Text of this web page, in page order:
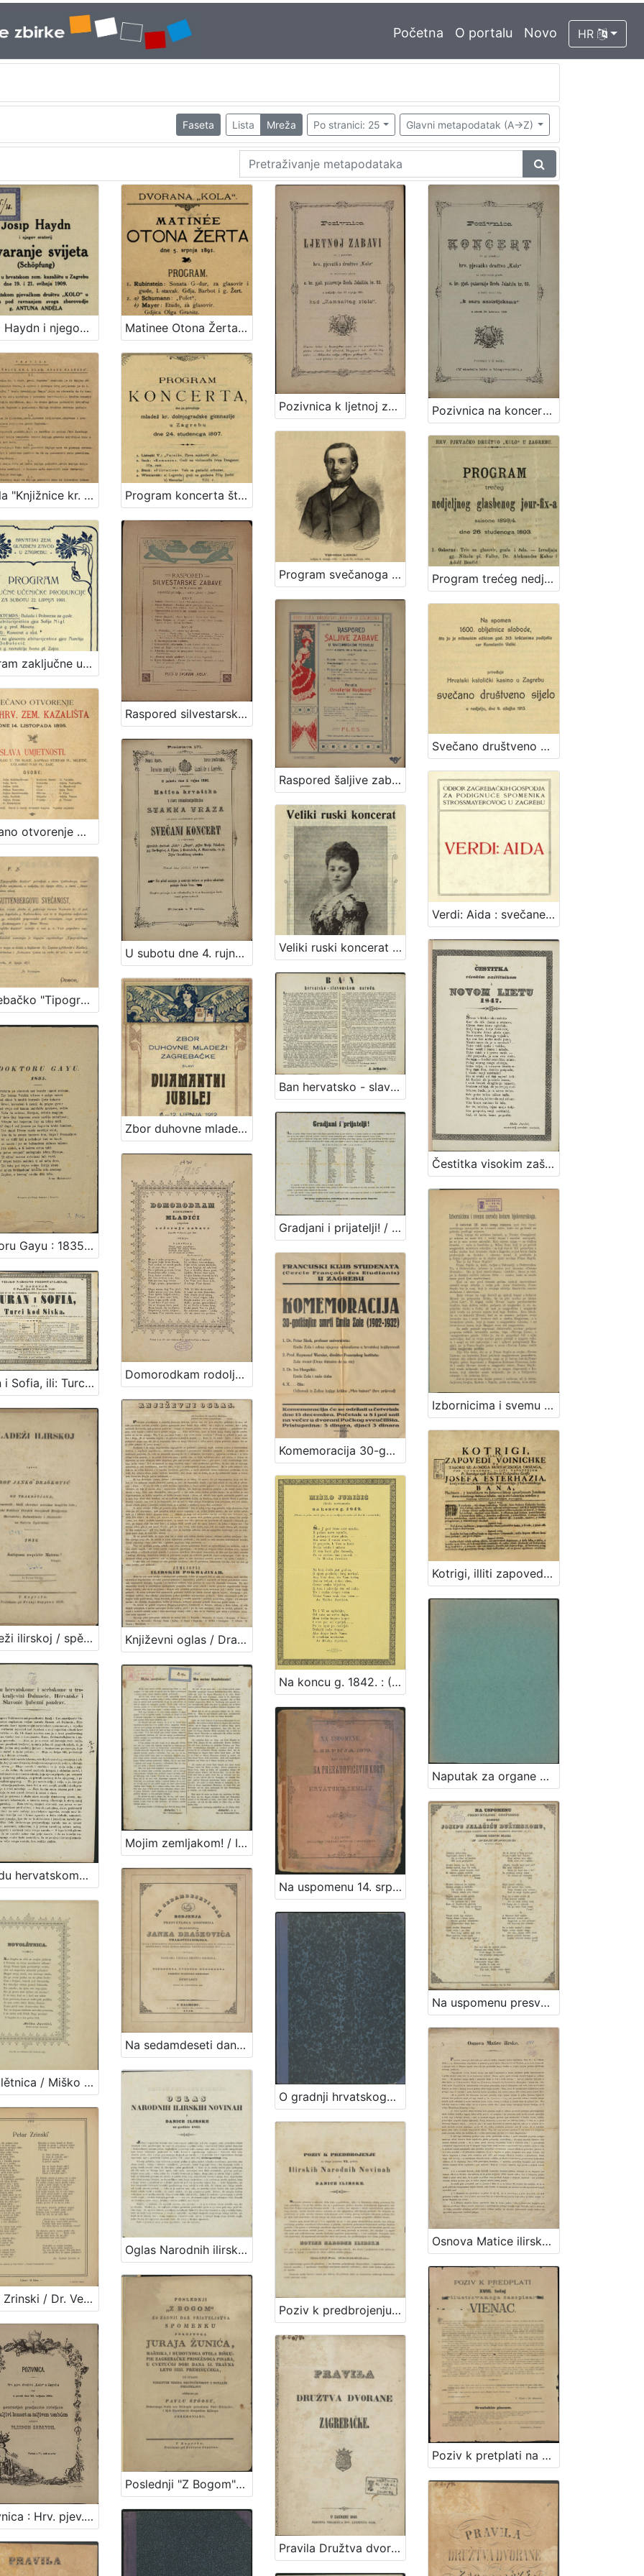
Početna O portalu Novo HR
Faseta Lista Mreža Po stranici: 25 Glavni metapodatak (A->Z)
Josip Haydn i njegov oratorij Stvaranje svijeta (Schöpfung) : izveden u hrvatskom zem. kazalištu u Zagrebu dne 19. i 21. svibnja 1909. po hrvatskom pjevačkom društvu "Kolo" u Zagrebu pod ravnanjem svoga zborovodje g. Antuna Andela Matinee Otona Žerta : dvorana "Kola", dne 5. srpnja 1891. : program
Pozivnica k ljetnoj zabavi što ju priredjuje hrv. pjevačko družtvo "Kolo" uz sudjelovanje glasbe c. kr. pješ. pukovnije Grofa Jelačića br. 69. u nedjelju dne 10. srpnja 1881. kod "Kamenitog stola" Pozivnica na koncert što ga priredjuje hrv. pjevačko družtvo "Kolo" uz sudjelovanje glasbe c. kr. pješ. pukovnije grofa Jelačića br. 69. u bašći svratišta "K caru austrijskomu" u utorak 10. kolovoza 1880
Pravila "Knjižnice kr. i slob. grada Zagreba" / Knjižnica kr. i slob. grada Zagreba Program koncerta što ga priređuje mladež kr. dolnjogradske gimnazije u Zagrebu dne 24. studenoga 1897.
Program svečanoga koncerta "Večer Lisinskova" : dne 15. prosinca 1893. / Hrvatsko pjevačko družtvo "Kolo" u Zagrebu ; sborovi i koncertom ravna družtveni artistički ravnatelj Nikola Faller, orkestrom c. i kr. pukovnije nadvojvode Leopolda br. 53. kapelnik Josip Dvor[ž]ak Program trećeg nedjeljnog glasbenog jour-fix-a : saisone 1893/4 : dne 26. studenoga 1893. / Hrv. pjevačko družtvo "Kolo" u Zagrebu
Program zaključne učeničke produkcije za subotu 22. lipnja 1901. / Hrvatski zem. glazbeni zavod
Raspored silvestarske zabave što ju dne 31. prosinca 1903. zajednički priredjuju društva "Kolo" i "Sokol"
Raspored šaljive zabave u Maksimirskom perivoju : u subotu dne 6. veljače 1904. / Hrv. pjev. društvo "Kolo" u Zagrebu
Svečano društveno sijelo / priređuje Hrvatski katolički kasino u Zagrebu
Svečano otvorenje Nar. hrv. zem. kazališta : dne 14. listopada 1895.
U subotu dne 4. rujna 1880. priredjuje Matica hrvatska u slavu sedamdesetgodišnjice Stanka Vraza svečani koncert uz sudjelovanje pjevačkih družtvah "Kola" i "Sloge", gdjice Marije Prikrilove, gg. De-Negri-a, A. Fijana, J. Kratochvila, A. Mandrovića, Iv. pl. Zajca i kazalištnog orkestra / [program] Narodno zemaljsko kazalište u Zagrebu ; [program] Hrv. pjevačko družtvo "Kolo" u Zagrebu Veliki ruski koncerat gđe. Marije Ivanovne pl. Gorlenko-Doline solistice Nj. Veličanstva cara ruskoga i primadone carske opere u Petrogradu : uz sudjelovanje pijanistice gdjice. Marije Nedbalove / iz ruskog preveo [napjeve] August Harambašić
Verdi: Aida : svečane predstave u korist spomenika J. J. Strossmayera 5 i 6 ožujka u Hrv. zem. kazalištu / Odbor zagrebačkih gospodja za podignuće spomenika Strossmayerovog u Zagrebu
Zagrebačko "Tipografičko družtvo" priredjuje u slavu Guttenberga, iznašatelja tipografičke umjetnosti, u nedjelju, 23. lipnja 1872., u bašći "Stare lipe" (Nikolićeva ulica) Guttenbergovu svečanost
Zbor duhovne mladeži zagrebačke slavi dijamantni jubilej, 6.-12. lipnja 1912 / Zbor duhovne mladeži zagrebačke
Ban hervatsko - slavonskom narodu / U Zagrebu dne 26. lipnja 1850. J. Jellačić, ban
Čestitka visokim zaštitnikom k novom lietu 1847. / Miško Jurišić, raznositelj narodnih novinah
Doktoru Gayu : 1835. / Ivan Mažuranić
Domorodkam rodoljubivi mladići prigodom večernje zabave dana 20. veljače god. 1841.
Gradjani i prijatelji! / od strane poglavarstva slobodnog kralj. i glavnog grada Zagreba. U Zagrebu dne 8. travnja 1861.
Izbornicima i svemu narodu kotara bjelovarskoga / [Stjepan Radić, predsjednik glavnoga odbora Hrvatske Seljačke Pučke Stranke i njezin kandidat za kotar bjelovarski]
Juran i Sofia, ili: Turci kod Siska : domorodna junačka igra u 3 čina, od I. Kukuljevića Sakcinskog, s muzikom od g. Livadića, s osobitom sjajnostjom na novo u scenu metnuta po g. režiseru Vaniniu : predstavljat će se na ovdašnjem kazalištu po Domorodnom teatralnom družtvu
Književni oglas / Dragutin Seljan
Komemoracija 30-godišnjice smrti Emila Zole (1902-1932) / Francuski klub studenata (Cercle Français des Etudiants) u Zagrebu
Kotrigi, illiti zapovedi voinichke vu taboru szlavnoga horvaczkoga orszaga / pod commandum, illiti zapovedjum preszvetloga nyih excellencie goszpodina groffa Josefa Esterhazia, Kralyevsztvin Dalmatinszkoga, Horvaczkoga, y Szlovenszkoga bana, plachnem, y krainszkem vu Javorniu szkup zpravlyenem junakom dneva trinaisztoga meszecza Juliussa, leta jezero szedem szto trideszeti y szedmoga ochituvani, y
Mladeži ilirskoj / spěva Janko Drašković od Trakoštjana
Mojim zemljakom! / Iz glavnog kvartira u Zvölfaxingu kod Beča 24. listop. 1848. Jelačić, v. r. ban i feldmaršallajtnant
Na koncu g. 1842. : (Pěsma za jedan mužki glas, sa sprovodjenjem zveke od škudah i cvancikah.) / Miško jurišić ilirski novinonoša
Naputak za organe uprave gradskih daćah u glavnom gradu Zagrebu
Narodu hervatskomu i serbskome u trojednoj kraljevivi Dalmacie, Hervatske i Slavonie ljubezni pozdrav / Jelačić, ban
Na sedamdeseti dan rodjenja ... grofa Janka Draškovića trakoštjanskoga, ... kanoti načelnika učenoga družtva ilirskoga, i userdnoga svedje domorodca : pobožni starinske krěposti štovaoci dana 20. listopada 1840. / [Ivan Mažuranić]
Na uspomenu 14. srpnja 1879. kao na dan prenosa Preradovićevih kosti u hrvatsku zemlju
Na uspomenu presvětlomu gospodinu baronu Josipu Jelačiću Bužimskomu, perve banske narodne graničarske regimente pukovniku (P. N.) prigodom njegovog dolazka u Pokupsko / od Pavla Štoosa
Novolětnica / Miško Jurišić, ilirskih novinah raznositelj
Oglas Narodnih ilirskih novinah i Danice ilirske za godinu 1841 / Ljudevit Gaj
O gradnji hrvatskoga kazališta u Zagrebu : (Razprava družtva inžinira i arhitekta u Zagrebu)
Osnova Matice ilirske / od ravniteljstva družtva čitaonice ilirske zagrebačke
Petar Zrinski / Dr. Velimir Deželić st.
Poslednji "Z Bogom" za zadnji dar priateljstva spomeniku pokojnoga Juraja Žunića,... / alduvan po Pavlu Štoosu,...
Poziv k predbrojenju za drugu polovinu VI. godišta Ilirskih Narodnih Novinah i Danice ilirske / Ljudevit Gaj
Poziv k pretplati na XVIII tečaj ilustrovanog časopisa Vienac / V. Klaić i M. Maravić
Pozivnica : Hrv. pjev. družtvo "Kolo" u Zagrebu daje u petak dne 25. veljače 1870. u prostorijah gradjanske strieljane šaljivi koncert sa šaljivom tombolom začinjeno plesnom zabavom / Hrv. pjev. družtvo "Kolo" u Zagrebu
Pravila Družtva dvorane zagrebačke